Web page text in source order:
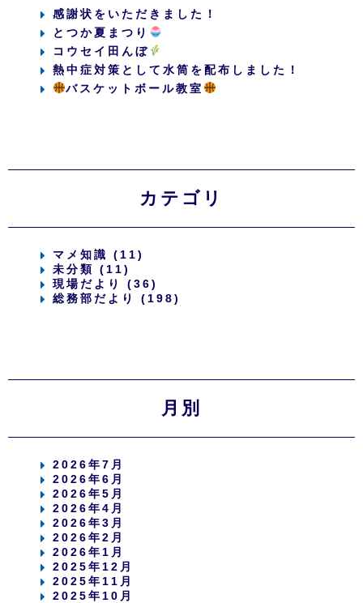
感謝状をいただきました！
とつか夏まつり
コウセイ田んぼ
熱中症対策として水筒を配布しました！
バスケットボール教室
カテゴリ
マメ知識 (11)
未分類 (11)
現場だより (36)
総務部だより (198)
月別
2026年7月
2026年6月
2026年5月
2026年4月
2026年3月
2026年2月
2026年1月
2025年12月
2025年11月
2025年10月